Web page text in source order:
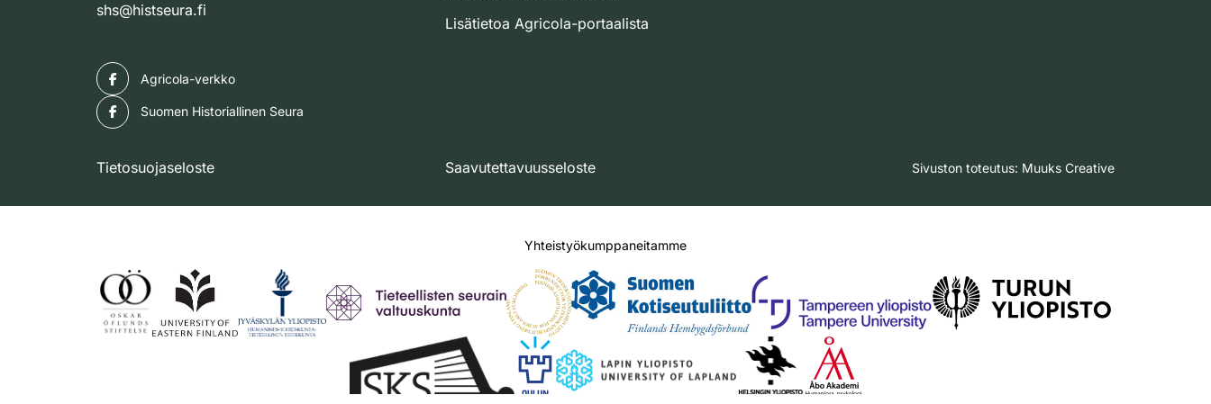
shs@histseura.fi
Lisätietoa Agricola-portaalista
Agricola-verkko
Suomen Historiallinen Seura
Tietosuojaseloste Saavutettavuusseloste Sivuston toteutus: Muuks Creative
Yhteistyökumppaneitamme